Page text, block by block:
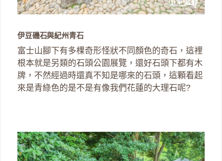
伊豆磯石與紀州青石
富士山腳下有多棵奇形怪狀不同顏色的奇石，這裡
根本就是另類的石頭公園展覽，還好石頭下都有木
牌，不然經過時還真不知是哪來的石頭，這顆看起
來是青綠色的是不是有像我們花蓮的大理石呢?